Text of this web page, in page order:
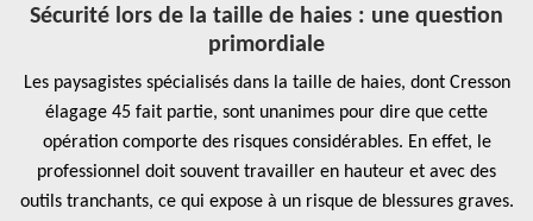
Sécurité lors de la taille de haies : une question
primordiale
Les paysagistes spécialisés dans la taille de haies, dont Cresson
élagage 45 fait partie, sont unanimes pour dire que cette
opération comporte des risques considérables. En effet, le
professionnel doit souvent travailler en hauteur et avec des
outils tranchants, ce qui expose à un risque de blessures graves.